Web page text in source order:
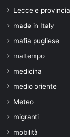
Lecce e provincia
made in Italy
mafia pugliese
maltempo
medicina
medio oriente
Meteo
migranti
mobilità